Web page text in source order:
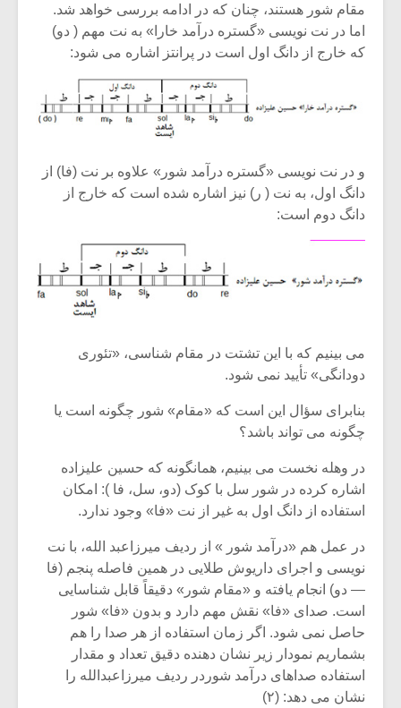
مقام شور هستند، چنان که در ادامه بررسی خواهد شد.
اما در نت نویسی «گستره درآمد خارا» به نت مهم ( دو)
که خارج از دانگ اول است در پرانتز اشاره می شود:
و در نت نویسی «گستره درآمد شور» علاوه بر نت (فا) از
دانگ اول، به نت ( ر) نیز اشاره شده است که خارج از
دانگ دوم است:
می بینیم که با این تشتت در مقام شناسی، «تئوری
دودانگی» تأیید نمی شود.
بنابرای سؤال این است که «مقام» شور چگونه است یا
چگونه می تواند باشد؟
در وهله نخست می بینیم، همانگونه که حسین علیزاده
اشاره کرده در شور سل با کوک (دو، سل، فا ): امکان
استفاده از دانگ اول به غیر از نت «فا» وجود ندارد.
در عمل هم «درآمد شور » از ردیف میرزاعبد الله، با نت
نویسی و اجرای داریوش طلایی در همین فاصله پنجم (فا
— دو) انجام یافته و «مقام شور» دقیقاً قابل شناسایی
است. صدای «فا» نقش مهم دارد و بدون «فا» شور
حاصل نمی شود. اگر زمان استفاده از هر صدا را هم
بشماریم نمودار زیر نشان دهنده دقیق تعداد و مقدار
استفاده صداهای درآمد شوردر ردیف میرزاعبدالله را
نشان می دهد: (۲)
میکلوش روژا
یادداشتی بر موسیقی
متن فیلم «متری
اگر نمی توانی
موریس ژار
دوره
موسیقی